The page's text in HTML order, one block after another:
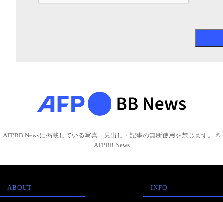
AFPBB Newsに掲載している写真・見出し・記事の無断使用を禁じます。 ©
AFPBB News
ABOUT INFO